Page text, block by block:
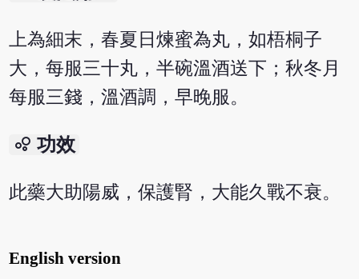
上為細末，春夏日煉蜜為丸，如梧桐子
大，每服三十丸，半碗溫酒送下；秋冬月
每服三錢，溫酒調，早晚服。
bubble_chart 功效
此藥大助陽威，保護腎，大能久戰不衰。
English version